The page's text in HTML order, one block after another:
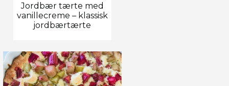
Jordbær tærte med
vanillecreme – klassisk
jordbærtærte